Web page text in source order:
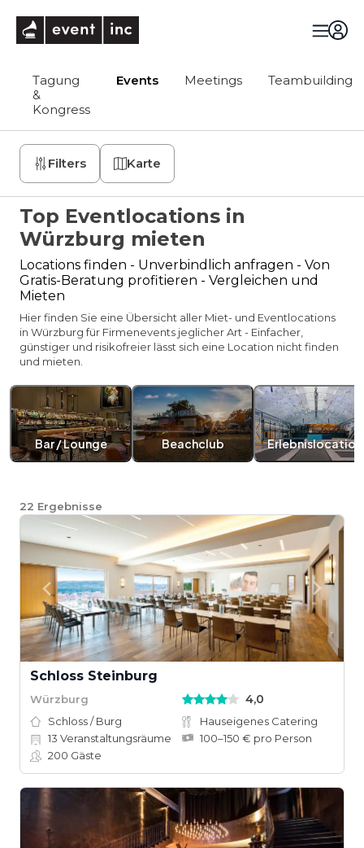
Tagung
&
Kongress
Events Meetings Teambuilding
Filters Karte
Top Eventlocations in
Würzburg mieten
Locations finden - Unverbindlich anfragen - Von
Gratis-Beratung profitieren - Vergleichen und
Mieten
Hier finden Sie eine Übersicht aller Miet- und Eventlocations
in Würzburg für Firmenevents jeglicher Art - Einfacher,
günstiger und risikofreier lässt sich eine Location nicht finden
und mieten.
Bar / Lounge Beachclub Erlebnislocation
22 Ergebnisse
Schloss Steinburg
Würzburg 4,0
Schloss / Burg
Hauseigenes Catering
13 Veranstaltungsräume
100–150 € pro Person
200 Gäste